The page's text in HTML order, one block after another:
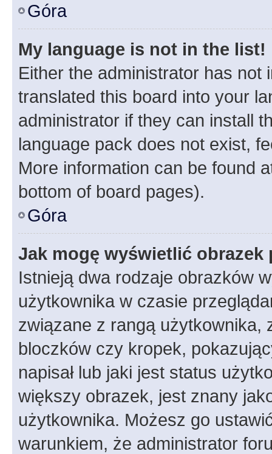
Góra
My language is not in the list!
Either the administrator has not
translated this board into your
administrator if they can install
language pack does not exist,
More information can be found
bottom of board pages).
Góra
Jak mogę wyświetlić
Istnieją dwa rodzaje obrazków
użytkownika w czasie
związane z rangą użytkownika,
bloczków czy kropek,
napisał lub jaki jest status
większy obrazek, jest znany
użytkownika. Możesz go
warunkiem, że administrator